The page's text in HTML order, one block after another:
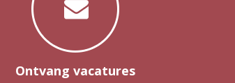
Ontvang vacatures